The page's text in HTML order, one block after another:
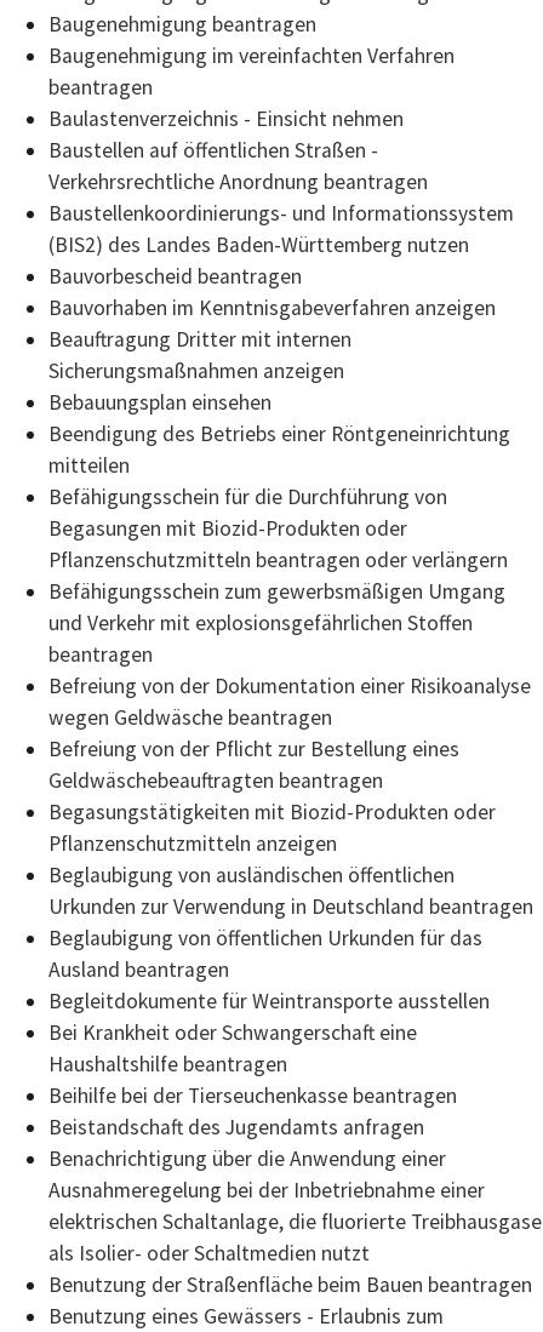
Baugenehmigung beantragen
Baugenehmigung im vereinfachten Verfahren
beantragen
Baulastenverzeichnis - Einsicht nehmen
Baustellen auf öffentlichen Straßen -
Verkehrsrechtliche Anordnung beantragen
Baustellenkoordinierungs- und Informationssystem
(BIS2) des Landes Baden-Württemberg nutzen
Bauvorbescheid beantragen
Bauvorhaben im Kenntnisgabeverfahren anzeigen
Beauftragung Dritter mit internen
Sicherungsmaßnahmen anzeigen
Bebauungsplan einsehen
Beendigung des Betriebs einer Röntgeneinrichtung
mitteilen
Befähigungsschein für die Durchführung von
Begasungen mit Biozid-Produkten oder
Pflanzenschutzmitteln beantragen oder verlängern
Befähigungsschein zum gewerbsmäßigen Umgang
und Verkehr mit explosionsgefährlichen Stoffen
beantragen
Befreiung von der Dokumentation einer Risikoanalyse
wegen Geldwäsche beantragen
Befreiung von der Pflicht zur Bestellung eines
Geldwäschebeauftragten beantragen
Begasungstätigkeiten mit Biozid-Produkten oder
Pflanzenschutzmitteln anzeigen
Beglaubigung von ausländischen öffentlichen
Urkunden zur Verwendung in Deutschland beantragen
Beglaubigung von öffentlichen Urkunden für das
Ausland beantragen
Begleitdokumente für Weintransporte ausstellen
Bei Krankheit oder Schwangerschaft eine
Haushaltshilfe beantragen
Beihilfe bei der Tierseuchenkasse beantragen
Beistandschaft des Jugendamts anfragen
Benachrichtigung über die Anwendung einer
Ausnahmeregelung bei der Inbetriebnahme einer
elektrischen Schaltanlage, die fluorierte Treibhausgase
als Isolier- oder Schaltmedien nutzt
Benutzung der Straßenfläche beim Bauen beantragen
Benutzung eines Gewässers - Erlaubnis zum